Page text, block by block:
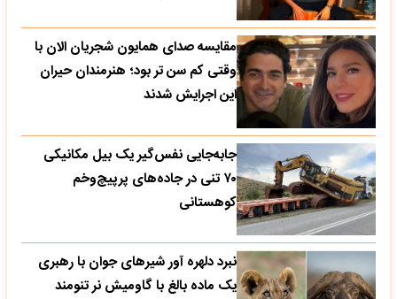
مقایسه صدای همایون شجریان الان با
وقتی کم سن تر بود؛ هنرمندان حیران
این اجرایش شدند
جابه‌جایی نفس‌گیر یک بیل مکانیکی
۷۰ تنی در جاده‌های پرپیچ‌وخم
کوهستانی
نبرد دلهره آور شیرهای جوان با رهبری
یک ماده بالغ با گاومیش نر تنومند